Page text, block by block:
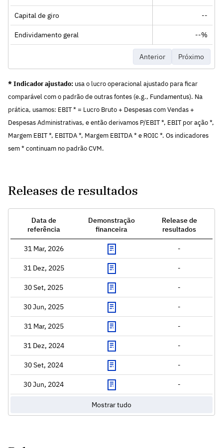
Capital de giro --
Endividamento geral --%
Anterior Próximo
* Indicador ajustado: usa o lucro operacional ajustado para ficar
comparável com o padrão de outras fontes (e.g., Fundamentus). Na
prática, usamos: EBIT * = Lucro Bruto + Despesas com Vendas +
Despesas Administrativas, e então derivamos P/EBIT *, EBIT por ação *,
Margem EBIT *, EBITDA *, Margem EBITDA * e ROIC *. Os indicadores
sem * continuam no padrão CVM.
Releases de resultados
Data de
referência
Demonstração
financeira
Release de
resultados
31 Mar, 2026 -
31 Dez, 2025 -
30 Set, 2025 -
30 Jun, 2025 -
31 Mar, 2025 -
31 Dez, 2024 -
30 Set, 2024 -
30 Jun, 2024 -
Mostrar tudo